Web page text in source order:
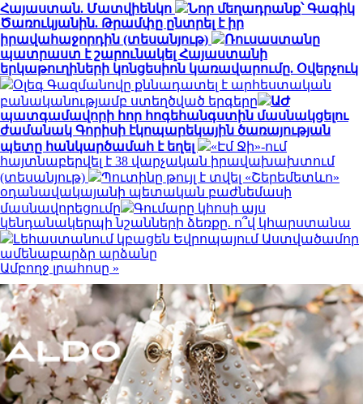
Հայաստան. Մատվիենկո
Նոր մեղադրանք՝ Գագիկ
Ծառուկյանին. Թրամփը ընտրել է իր
իրավահաջորդին (տեսանյութ)
Ռուսաստանը
պատրաստ է շարունակել Հայաստանի
երկաթուղիների կոնցեսիոն կառավարումը. Օվերչուկ
Օլեգ Գազմանովը քննադատել է արհեստական
բանականությամբ ստեղծված երգերը
ԱԺ
պատգամավորի հոր հոգեհանգստին մասնակցելու
ժամանակ Գորիսի էկոպարեկային ծառայության
պետը հանկարծամահ է եղել
«Էմ Ջի»-ում
հայտնաբերվել է 38 վարչական իրավախախտում
(տեսանյութ)
Պուտինը թույլ է տվել «Շերեմետևո»
օդանավակայանի պետական բաժնեմասի
մասնավորեցումը
Գումարը կհոսի այս
կենդանակերպի նշանների ձեռքը. ո՞վ կհարստանա
Լեհաստանում կբացեն Եվրոպայում Աստվածամոր
ամենաբարձր արձանը
Ամբողջ լրահոսը »